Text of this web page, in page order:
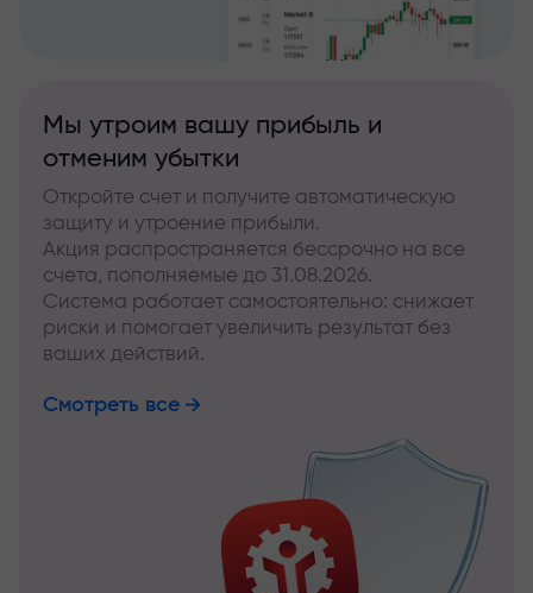
Мы утроим вашу прибыль и
отменим убытки
Откройте счет и получите автоматическую
защиту и утроение прибыли.
Акция распространяется бессрочно на все
счета, пополняемые до 31.08.2026.
Система работает самостоятельно: снижает
риски и помогает увеличить результат без
ваших действий.
Смотреть все